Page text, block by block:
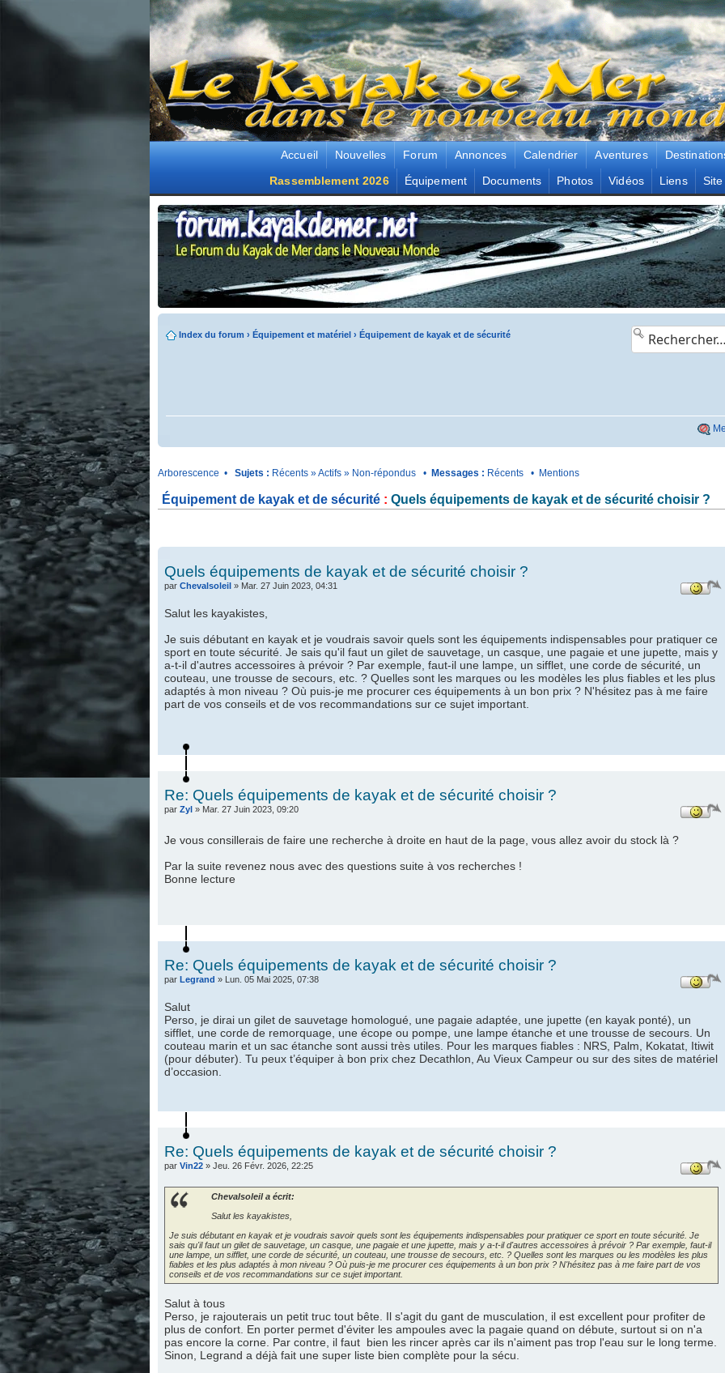
Accueil Nouvelles Forum Annonces Calendrier Aventures
Rassemblement 2026
Équipement Documents Photos Vidéos Liens Site
Index du forum › Équipement et matériel› Équipement de kayak et de sécurité
Arborescence • Sujets : Récents»Actifs» Non-répondus• Messages : Récents• Mentions
Équipement de kayak et de sécurité : Quels équipements de kayak et de sécurité choisir ?
.
Quels équipements de kayak et de sécurité choisir ?
par Chevalsoleil» Mar. 27 Juin 2023, 04:31
Salut les kayakistes,
Je suis débutant en kayak et je voudrais savoir quels sont les équipements indispensables pour pratiquer ce
sport en toute sécurité. Je sais qu'il faut un gilet de sauvetage, un casque, une pagaie et une jupette, mais y
a-t-il d'autres accessoires à prévoir ? Par exemple, faut-il une lampe, un sifflet, une corde de sécurité, un
couteau, une trousse de secours, etc. ? Quelles sont les marques ou les modèles les plus fiables et les plus
adaptés à mon niveau ? Où puis-je me procurer ces équipements à un bon prix ? N'hésitez pas à me faire
part de vos conseils et de vos recommandations sur ce sujet important.
Re: Quels équipements de kayak et de sécurité choisir ?
par Zyl» Mar. 27 Juin 2023, 09:20
Je vous consillerais de faire une recherche à droite en haut de la page, vous allez avoir du stock là ?
Par la suite revenez nous avec des questions suite à vos recherches !
Bonne lecture
Re: Quels équipements de kayak et de sécurité choisir ?
par Legrand » Lun. 05 Mai 2025, 07:38
Salut
Perso, je dirai un gilet de sauvetage homologué, une pagaie adaptée, une jupette (en kayak ponté), un
sifflet, une corde de remorquage, une écope ou pompe, une lampe étanche et une trousse de secours. Un
couteau marin et un sac étanche sont aussi très utiles. Pour les marques fiables : NRS, Palm, Kokatat, Itiwit
(pour débuter). Tu peux t’équiper à bon prix chez Decathlon, Au Vieux Campeur ou sur des sites de matériel
d’occasion.
Re: Quels équipements de kayak et de sécurité choisir ?
par Vin22» Jeu. 26 Févr. 2026, 22:25
Chevalsoleil a écrit:
Salut les kayakistes,
Je suis débutant en kayak et je voudrais savoir quels sont les équipements indispensables pour pratiquer ce sport en toute sécurité. Je
sais qu'il faut un gilet de sauvetage, un casque, une pagaie et une jupette, mais y a-t-il d'autres accessoires à prévoir ? Par exemple, faut-il
une lampe, un sifflet, une corde de sécurité, un couteau, une trousse de secours, etc. ? Quelles sont les marques ou les modèles les plus
fiables et les plus adaptés à mon niveau ? Où puis-je me procurer ces équipements à un bon prix ? N'hésitez pas à me faire part de vos
conseils et de vos recommandations sur ce sujet important.
Salut à tous
Perso, je rajouterais un petit truc tout bête. Il s'agit du gant de musculation, il est excellent pour profiter de
plus de confort. En porter permet d'éviter les ampoules avec la pagaie quand on débute, surtout si on n'a
pas encore la corne. Par contre, il faut bien les rincer après car ils n'aiment pas trop l'eau sur le long terme.
Sinon, Legrand a déjà fait une super liste bien complète pour la sécu.